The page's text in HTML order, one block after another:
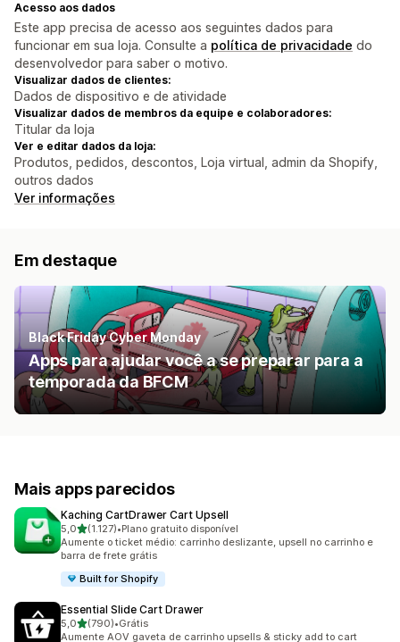
Acesso aos dados
Este app precisa de acesso aos seguintes dados para
funcionar em sua loja. Consulte a política de privacidade do
desenvolvedor para saber o motivo.
Visualizar dados de clientes:
Dados de dispositivo e de atividade
Visualizar dados de membros da equipe e colaboradores:
Titular da loja
Ver e editar dados da loja:
Produtos, pedidos, descontos, Loja virtual, admin da Shopify,
outros dados
Ver informações
Em destaque
Black Friday Cyber Monday
Apps para ajudar você a se preparar para a
temporada da BFCM
Mais apps parecidos
Kaching CartDrawer Cart Upsell
5,0de 5 estrelas
(1.127)
1127 avaliações ao todo
•Plano gratuito disponível
Aumente o ticket médio: carrinho deslizante, upsell no carrinho e
barra de frete grátis
Built for Shopify
Essential Slide Cart Drawer
5,0de 5 estrelas
(790)
790 avaliações ao todo
•Grátis
Aumente AOV gaveta de carrinho upsells & sticky add to cart